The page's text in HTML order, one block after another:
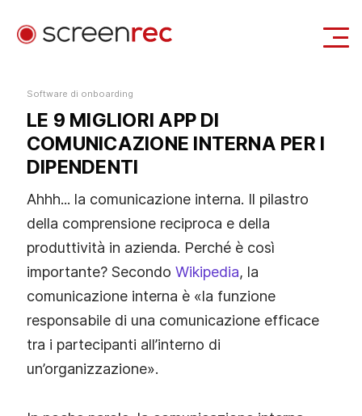
Accedi Scarica Gratis
Software di onboarding
LE 9 MIGLIORI APP DI
COMUNICAZIONE INTERNA PER I
DIPENDENTI
Ahhh... la comunicazione interna. Il pilastro
della comprensione reciproca e della
produttività in azienda. Perché è così
importante? Secondo Wikipedia, la
comunicazione interna è «la funzione
responsabile di una comunicazione efficace
tra i partecipanti all’interno di
un’organizzazione».